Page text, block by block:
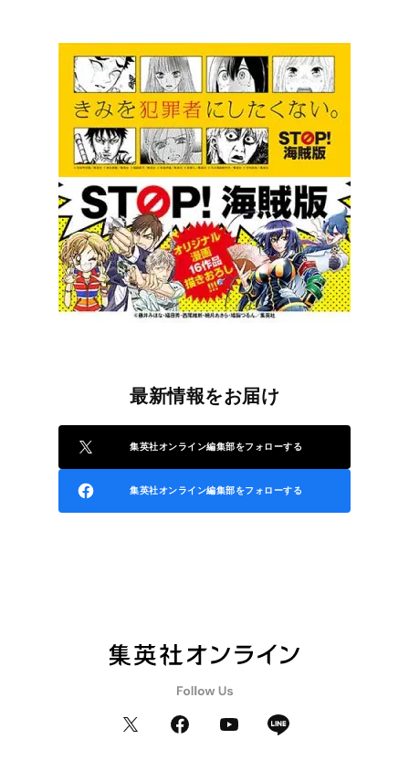
最新情報をお届け
集英社オンライン編集部をフォローする
集英社オンライン編集部をフォローする